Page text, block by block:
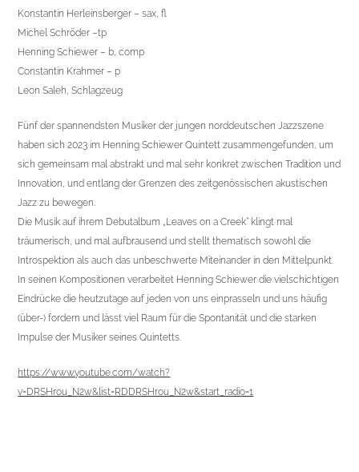
Konstantin Herleinsberger – sax, fl
Michel Schröder –tp
Henning Schiewer – b, comp
Constantin Krahmer – p
Leon Saleh, Schlagzeug
Fünf der spannendsten Musiker der jungen norddeutschen Jazzszene
haben sich 2023 im Henning Schiewer Quintett zusammengefunden, um
sich gemeinsam mal abstrakt und mal sehr konkret zwischen Tradition und
Innovation, und entlang der Grenzen des zeitgenössischen akustischen
Jazz zu bewegen.
Die Musik auf ihrem Debutalbum „Leaves on a Creek“ klingt mal
träumerisch, und mal aufbrausend und stellt thematisch sowohl die
Introspektion als auch das unbeschwerte Miteinander in den Mittelpunkt.
In seinen Kompositionen verarbeitet Henning Schiewer die vielschichtigen
Eindrücke die heutzutage auf jeden von uns einprasseln und uns häufig
(über-) fordern und lässt viel Raum für die Spontanität und die starken
Impulse der Musiker seines Quintetts.
https://www.youtube.com/watch?
v=DRSHrou_N2w&list=RDDRSHrou_N2w&start_radio=1